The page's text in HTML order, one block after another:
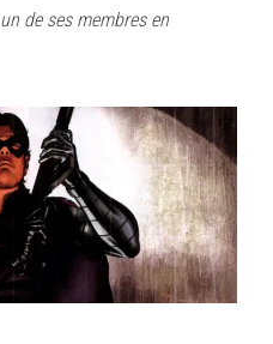
de ses membres en